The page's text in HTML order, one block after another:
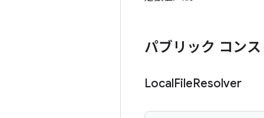
パブリック コン
LocalFileResolver